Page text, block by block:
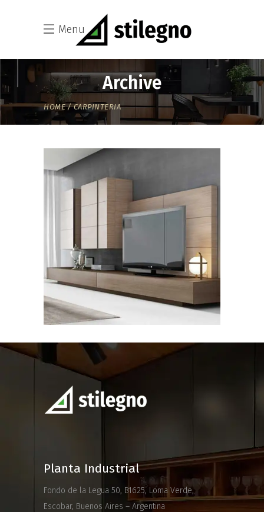
Menu
Archive
HOME CARPINTERIA
CARPINTERIA
CARPINTERIA
Planta Industrial
Fondo de la Legua 50, B1625, Loma Verde,
Escobar, Buenos Aires – Argentina